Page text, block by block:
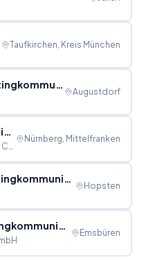
Taufkirchen, Kreis München
Kauffrau/Kaufmann Marketingkommunikation
Augustdorf
Kaufmann/-frau für Marketingkommunikation (m/w/d)
GVS Lebensmittelhandel GmbH & Co Handelsges. KG
Nürnberg, Mittelfranken
Kaufmann/-frau für Marketingkommunikation (m/w/d)
Hopsten
Kaufmann/frau für Marketingkommunikation (m/w/d) 2028
Emsbüren